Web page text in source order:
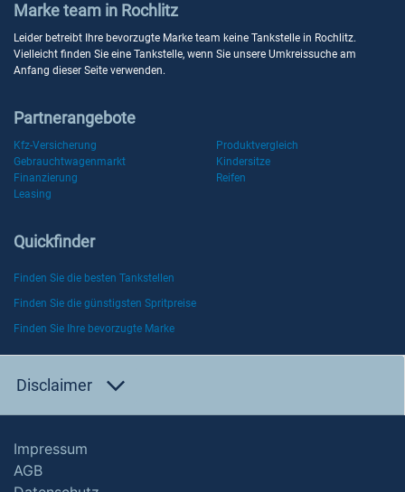
Marke team in Rochlitz
Leider betreibt Ihre bevorzugte Marke team keine Tankstelle in Rochlitz.
Vielleicht finden Sie eine Tankstelle, wenn Sie unsere Umkreissuche am
Anfang dieser Seite verwenden.
Partnerangebote
Kfz-Versicherung
Produktvergleich
Gebrauchtwagenmarkt
Kindersitze
Finanzierung
Reifen
Leasing
Quickfinder
Finden Sie die besten Tankstellen
Finden Sie die günstigsten Spritpreise
Finden Sie Ihre bevorzugte Marke
Disclaimer
Impressum
AGB